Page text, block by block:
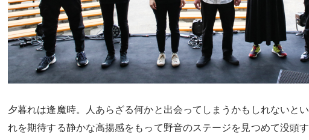
夕暮れは逢魔時。人あらざる何かと出会ってしまうかもしれないと
れを期待する静かな高揚感をもって野音のステージを見つめて没頭